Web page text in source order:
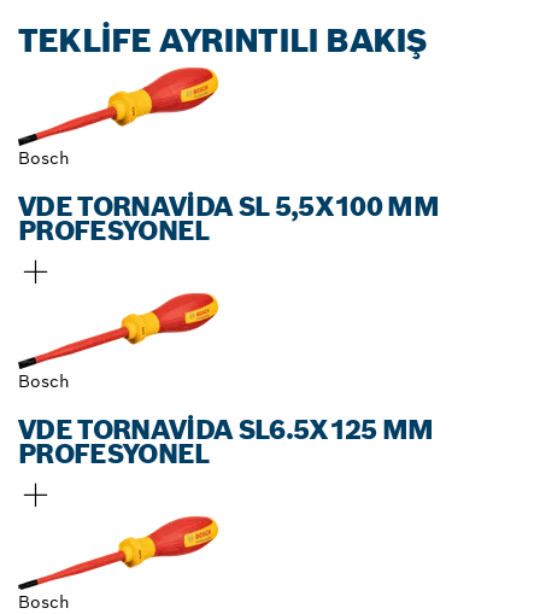
TEKLIFE AYRINTILI BAKIŞ
Bosch
VDE TORNAVIDA SL 5,5X100 MM
PROFESYONEL
Bosch
VDE TORNAVIDA SL6.5X125 MM
PROFESYONEL
Bosch